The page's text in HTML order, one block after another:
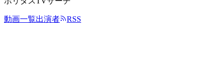
動画一覧出演者 RSS